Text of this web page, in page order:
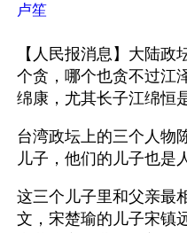
卢笙
【人民报消息】大陆
个贪，哪个也贪不过江
绵康，尤其长子江绵恒
台湾政坛上的三个人物
儿子，他们的儿子也是
这三个儿子里和父亲最
文，宋楚瑜的儿子宋镇